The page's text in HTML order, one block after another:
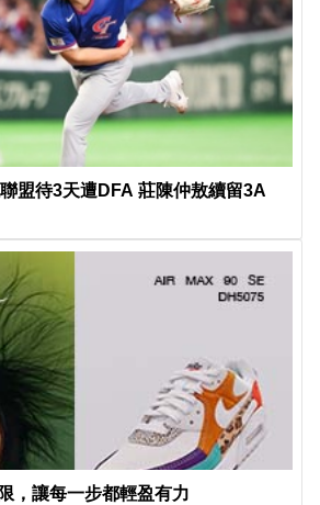
盟待3天遭DFA 莊陳仲敖續留3A
，讓每一步都輕盈有力